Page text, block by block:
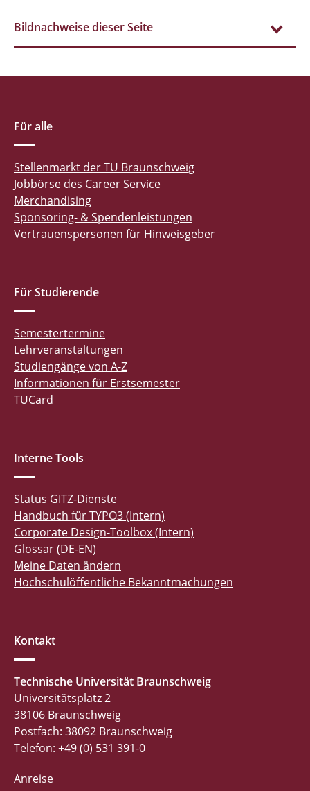
Bildnachweise dieser Seite
Für alle
Stellenmarkt der TU Braunschweig
Jobbörse des Career Service
Merchandising
Sponsoring- & Spendenleistungen
Vertrauenspersonen für Hinweisgeber
Für Studierende
Semestertermine
Lehrveranstaltungen
Studiengänge von A-Z
Informationen für Erstsemester
TUCard
Interne Tools
Status GITZ-Dienste
Handbuch für TYPO3 (Intern)
Corporate Design-Toolbox (Intern)
Glossar (DE-EN)
Meine Daten ändern
Hochschulöffentliche Bekanntmachungen
Kontakt
Technische Universität Braunschweig
Universitätsplatz 2
38106 Braunschweig
Postfach: 38092 Braunschweig
Telefon: +49 (0) 531 391-0
Anreise